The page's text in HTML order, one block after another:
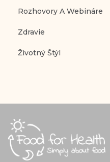
Rozhovory A Webináre
Zdravie
Životný Štýl